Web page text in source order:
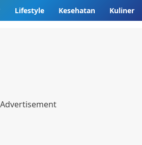
Lifestyle Kesehatan Kuliner